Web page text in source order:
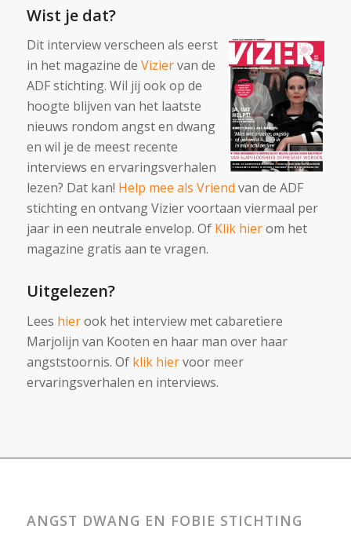
Wist je dat?
Dit interview verscheen als eerst
in het magazine de Viziervan de
ADF stichting. Wil jij ook op de
hoogte blijven van het laatste
nieuws rondom angst en dwang
en wil je de meest recente
interviews en ervaringsverhalen
lezen? Dat kan! Help mee als Vriend van de ADF
stichting en ontvang Vizier voortaan viermaal per
jaar in een neutrale envelop. Of Klik hierom het
magazine gratis aan te vragen.
Uitgelezen?
Lees hierook het interview met cabaretìere
Marjolijn van Kooten en haar man over haar
angststoornis. Ofklik hiervoor meer
ervaringsverhalen en interviews.
ANGST DWANG EN FOBIE STICHTING